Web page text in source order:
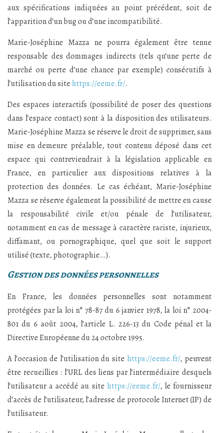
aux spécifications indiquées au point précédent, soit de
l’apparition d’un bug ou d’une incompatibilité.
Marie-Joséphine Mazza ne pourra également être tenue
responsable des dommages indirects (tels qu’une perte de
marché ou perte d’une chance par exemple) consécutifs à
l’utilisation du site https://eeme.fr/.
Des espaces interactifs (possibilité de poser des questions
dans l’espace contact) sont à la disposition des utilisateurs.
Marie-Joséphine Mazza se réserve le droit de supprimer, sans
mise en demeure préalable, tout contenu déposé dans cet
espace qui contreviendrait à la législation applicable en
France, en particulier aux dispositions relatives à la
protection des données. Le cas échéant, Marie-Joséphine
Mazza se réserve également la possibilité de mettre en cause
la responsabilité civile et/ou pénale de l’utilisateur,
notamment en cas de message à caractère raciste, injurieux,
diffamant, ou pornographique, quel que soit le support
utilisé (texte, photographie…).
Gestion des données personnelles
En France, les données personnelles sont notamment
protégées par la loi n° 78-87 du 6 janvier 1978, la loi n° 2004-
801 du 6 août 2004, l’article L. 226-13 du Code pénal et la
Directive Européenne du 24 octobre 1995.
A l’occasion de l’utilisation du site https://eeme.fr/, peuvent
être recueillies : l’URL des liens par l’intermédiaire desquels
l’utilisateur a accédé au site https://eeme.fr/, le fournisseur
d’accès de l’utilisateur, l’adresse de protocole Internet (IP) de
l’utilisateur.